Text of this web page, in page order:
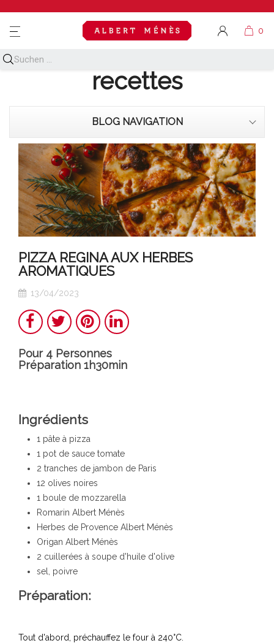
MENU
Découvrez toutes nos
recettes
BLOG NAVIGATION
PIZZA REGINA AUX HERBES
AROMATIQUES
13/04/2023
Pour 4 Personnes
Préparation 1h30min
Ingrédients
1 pâte à pizza
1 pot de sauce tomate
2 tranches de jambon de Paris
12 olives noires
1 boule de mozzarella
Romarin Albert Ménès
Herbes de Provence Albert Ménès
Origan Albert Ménès
2 cuillerées à soupe d'huile d'olive
sel, poivre
Préparation:
Tout d'abord, préchauffez le four à 240°C.